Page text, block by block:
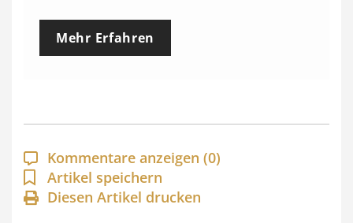
e
p
a
n
n
Mehr Erfahren
Kommentare anzeigen (0)
Artikel speichern
Diesen Artikel drucken